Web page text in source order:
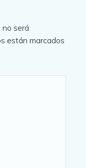
no será
están marcados